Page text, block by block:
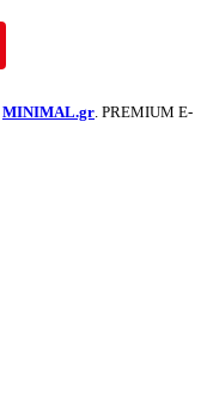
MINIMAL.gr. PREMIUM E-